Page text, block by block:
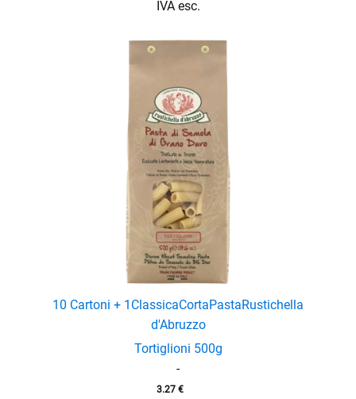
IVA esc.
10 Cartoni + 1 ClassicaCortaPastaRustichella
d'Abruzzo
Tortiglioni 500g
-
3.27 €